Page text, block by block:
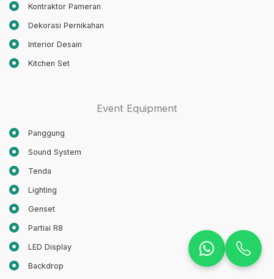
Kontraktor Pameran
Dekorasi Pernikahan
Interior Desain
Kitchen Set
Event Equipment
Panggung
Sound System
Tenda
Lighting
Genset
Partiai R8
LED Display
Backdrop